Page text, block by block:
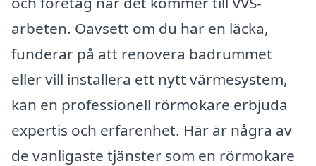
arbeten. Oavsett om du har en läcka,
funderar på att renovera badrummet
eller vill installera ett nytt värmesystem,
kan en professionell rörmokare erbjuda
expertis och erfarenhet. Här är några av
de vanligaste tjänster som en rörmokare